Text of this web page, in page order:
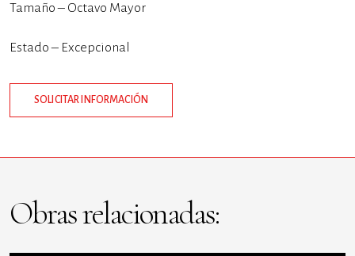
Tamaño – Octavo Mayor
Estado – Excepcional
SOLICITAR INFORMACIÓN
Obras relacionadas: